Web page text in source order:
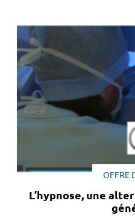
OFFRE
L’hypnose, une